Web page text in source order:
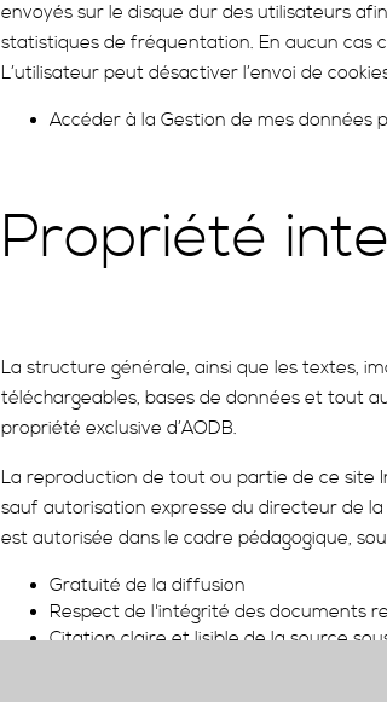
envoyés sur le disque dur des utilisateurs
statistiques de fréquentation. En aucun cas
L’utilisateur peut désactiver l’envoi de
Accéder à la Gestion de mes données
Propriété
La structure générale, ainsi que les textes,
téléchargeables, bases de données et tout
propriété exclusive d’AODB.
La reproduction de tout ou partie de ce site
sauf autorisation expresse du directeur de
est autorisée dans le cadre pédagogique,
Gratuité de la diffusion
Respect de l'intégrité des documents
Citation claire et lisible de la source
propriété de la société AODB. Les